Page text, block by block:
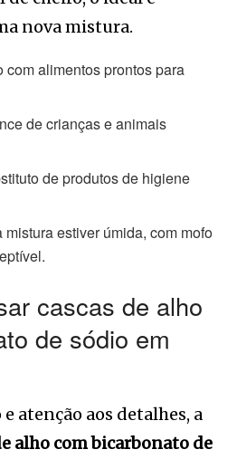
nova mistura.
com alimentos prontos para
de crianças e animais
de produtos de higiene
estiver úmida, com mofo
cascas de alho
de sódio em
atenção aos detalhes, a
alho com bicarbonato de